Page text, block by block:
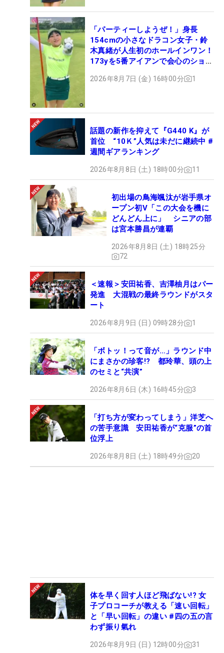
「パーティーしようぜ！」身長
154cmの小さなドラコン女子・鈴
木真緒が人生初のホールインワン！
173yを5番アイアンで会心のショッ
2026年8月7日 (金) 16時00分 1
話題の新作を抑えて『G440 K』が
首位 “10Ｋ”人気は未だに継続中 #
週間ギアランキング
2026年8月8日 (土) 18時00分 11
初出場の鳥海颯汰が岩手県オ
ープン初V「この大会を機に
どんどん上に」 シニアの部
は宮本勝昌が連覇
2026年8月8日 (土) 18時25分
72
＜速報＞安田祐香、吉澤柚月はパー
発進 大混戦の最終ラウンドがスタ
ート
2026年8月9日 (日) 09時28分 1
「ボトッ！って音が…」ラウンド中
にまさかの珍客!? 都玲華、頭の上
のセミと“共演”
2026年8月6日 (木) 16時45分 3
「打ち方が変わってしまう」洋芝へ
の苦手意識 安田祐香が“克服”の首
位浮上
2026年8月8日 (土) 18時49分 20
体を早く回す人ほど飛ばない!? 女
子プロコーチが教える「速い回転」
と「早い回転」の違い #四の五の言
わず振り氣れ
2026年8月9日 (日) 12時00分 31